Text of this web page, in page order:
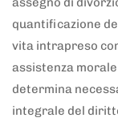
quantificazione
vita intrapreso
assistenza
determina
integrale del